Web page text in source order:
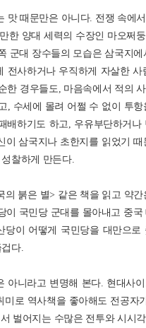
때문만은 아니다. 전쟁 속에
한 양대 세력의 수장인 마오쩌
군대 장수들의 모습은 삼국지
전사하거나 우직하게 자살한 사
한 경우들도, 마음속에서 적의
수세에 몰려 어쩔 수 없이 투항
하기도 하고, 우유부단하거나
이 삼국지나 초한지를 읽었기
찰하게 만든다.
붉은 별> 같은 책을 읽고 약
이 국민당 군대를 몰아내고 중국
이 어떻게 국민당을 대만으로
다.
아니라고 변명해 본다. 현대사
로 역사책을 좋아해도 전공자
벌어지는 수많은 전투와 시시